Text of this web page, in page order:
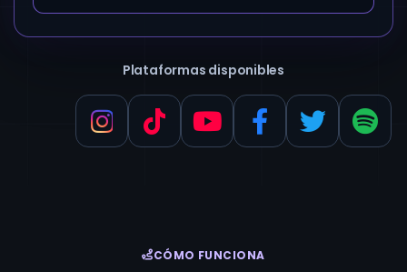
Plataformas disponibles
CÓMO FUNCIONA